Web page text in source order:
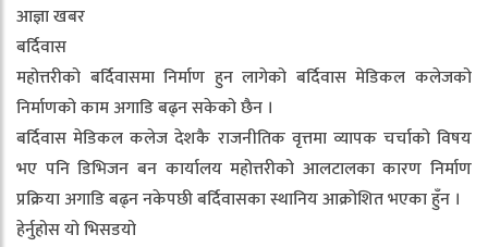
आज्ञा खबर
बर्दिवास
महोत्तरीको बर्दिवासमा निर्माण हुन लागेको बर्दिवास मेडिकल कलेजको
निर्माणको काम अगाडि बढ्न सकेको छैन ।
बर्दिवास मेडिकल कलेज देशकै राजनीतिक वृत्तमा व्यापक चर्चाको विषय
भए पनि डिभिजन बन कार्यालय महोत्तरीको आलटालका कारण निर्माण
प्रक्रिया अगाडि बढ्न नकेपछी बर्दिवासका स्थानिय आक्रोशित भएका हुँन ।
हेर्नुहोस यो भिसडयो